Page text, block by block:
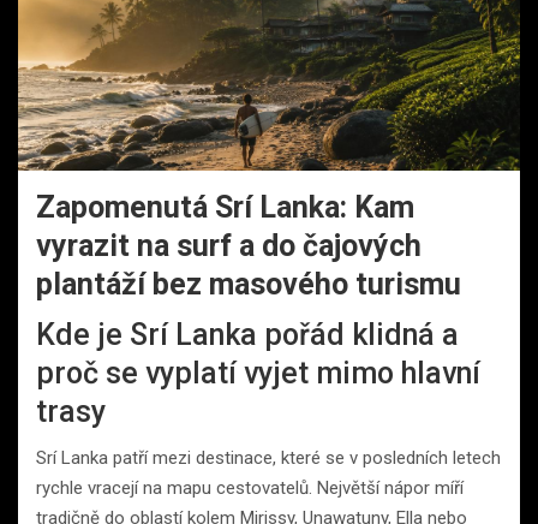
Zapomenutá Srí Lanka: Kam
vyrazit na surf a do čajových
plantáží bez masového turismu
Kde je Srí Lanka pořád klidná a
proč se vyplatí vyjet mimo hlavní
trasy
Srí Lanka patří mezi destinace, které se v posledních letech
rychle vracejí na mapu cestovatelů. Největší nápor míří
tradičně do oblastí kolem Mirissy, Unawatuny, Ella nebo